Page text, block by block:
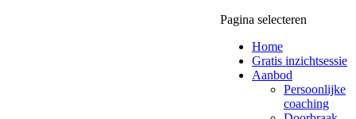
Pagina selecteren
Home
Gratis inzichtsessie
Aanbod
Persoonlijke
coaching